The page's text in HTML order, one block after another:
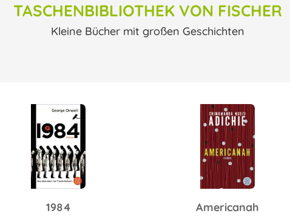
TASCHENBIBLIOTHEK VON FISCHER
Kleine Bücher mit großen Geschichten
1984 Americanah